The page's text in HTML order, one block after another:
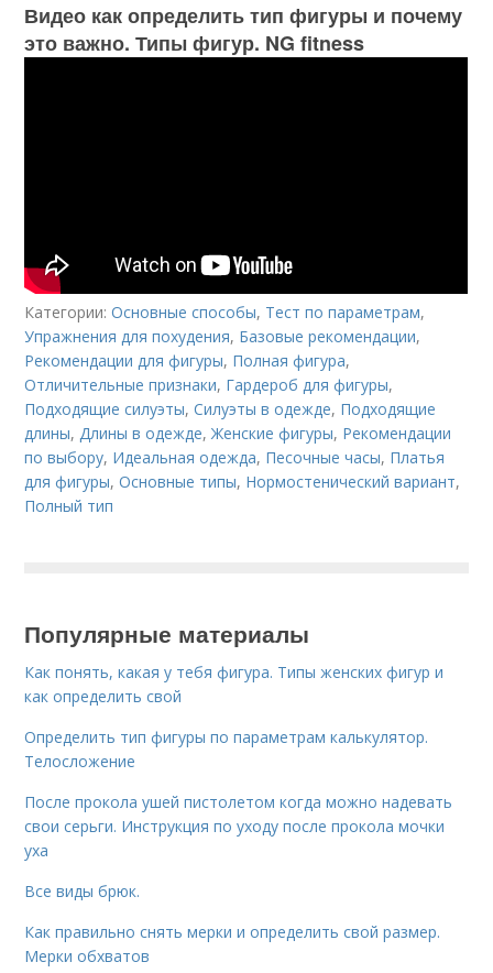
Видео как определить тип фигуры и почему
это важно. Типы фигур. NG fitness
Категории:Основные способы, Тест по параметрам,
Упражнения для похудения, Базовые рекомендации,
Рекомендации для фигуры, Полная фигура,
Отличительные признаки, Гардероб для фигуры,
Подходящие силуэты,Силуэты в одежде, Подходящие
длины,Длины в одежде,Женские фигуры, Рекомендации
по выбору, Идеальная одежда, Песочные часы, Платья
для фигуры,Основные типы, Нормостенический вариант,
Полный тип
Популярные материалы
Как понять, какая у тебя фигура. Типы женских фигур и
как определить свой
Определить тип фигуры по параметрам калькулятор.
Телосложение
После прокола ушей пистолетом когда можно надевать
свои серьги. Инструкция по уходу после прокола мочки
уха
Все виды брюк.
Как правильно снять мерки и определить свой размер.
Мерки обхватов